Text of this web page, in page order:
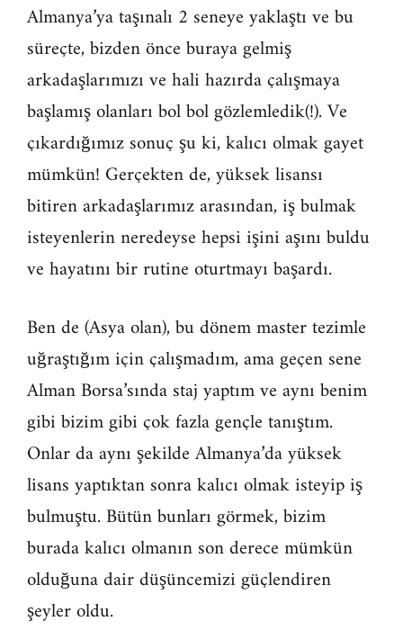
Almanya’ya taşınalı 2 seneye yaklaştı ve bu
süreçte, bizden önce buraya gelmiş
arkadaşlarımızı ve hali hazırda çalışmaya
başlamış olanları bol bol gözlemledik(!). Ve
çıkardığımız sonuç şu ki, kalıcı olmak gayet
mümkün! Gerçekten de, yüksek lisansı
bitiren arkadaşlarımız arasından, iş bulmak
isteyenlerin neredeyse hepsi işini aşını buldu
ve hayatını bir rutine oturtmayı başardı.
Ben de (Asya olan), bu dönem master tezimle
uğraştığım için çalışmadım, ama geçen sene
Alman Borsa’sında staj yaptım ve aynı benim
gibi bizim gibi çok fazla gençle tanıştım.
Onlar da aynı şekilde Almanya’da yüksek
lisans yaptıktan sonra kalıcı olmak isteyip iş
bulmuştu. Bütün bunları görmek, bizim
burada kalıcı olmanın son derece mümkün
olduğuna dair düşüncemizi güçlendiren
şeyler oldu.